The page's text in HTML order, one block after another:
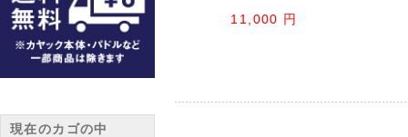
現在のカゴの中
11,000 円